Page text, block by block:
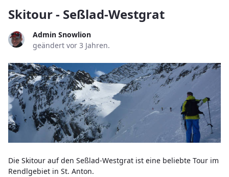
Skitour - Seßlad-Westgrat
Admin Snowlion
geändert vor 3 Jahren.
Die Skitour auf den Seßlad-Westgrat ist eine beliebte Tour im
Rendlgebiet in St. Anton.